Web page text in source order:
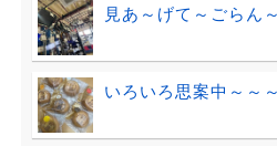
見あ～げて～ごらん
いろいろ思案中～